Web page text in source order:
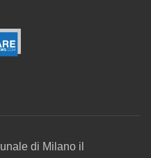
di Milano il